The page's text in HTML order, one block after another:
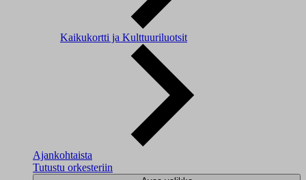
Kaikukortti ja Kulttuuriluotsit
Ajankohtaista
Tutustu orkesteriin